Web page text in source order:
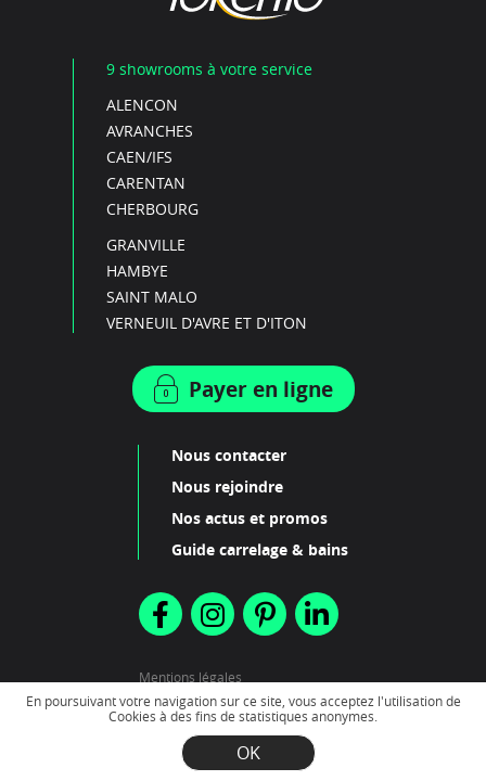
9 showrooms à votre service
ALENCON
AVRANCHES
CAEN/IFS
CARENTAN
CHERBOURG
GRANVILLE
HAMBYE
SAINT MALO
VERNEUIL D'AVRE ET D'ITON
Payer en ligne
Nous contacter
Nous rejoindre
Nos actus et promos
Guide carrelage & bains
Mentions légales
Plan du site
2022 - Création
En poursuivant votre navigation sur ce site, vous acceptez l'utilisation de
Cookies à des fins de statistiques anonymes.
OK